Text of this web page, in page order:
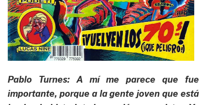
Pablo Turnes: A mí me parece que fue
importante, porque a la gente joven que está